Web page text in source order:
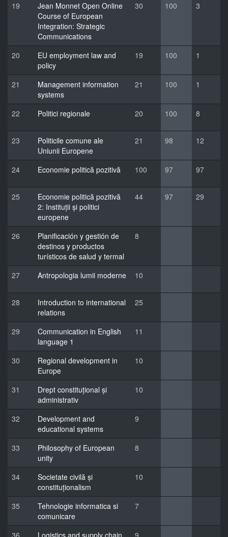
19
Jean Monnet Open Online
Course of European
Integration: Strategic
Communications
30 100 3
20
EU employment law and
policy
19 100 1
21
Management information
systems
21 100 1
22 Politici regionale 20 100 8
23
Politicile comune ale
Uniunii Europene
21 98 12
24 Economie politică pozitivă 100 97 97
25
Economie politică pozitivă
2: Instituții și politici
europene
44 97 29
26
Planificación y gestión de
destinos y productos
turísticos de salud y termal
8
27 Antropologia lumii moderne 10
28
Introduction to international
relations
25
29
Communication in English
language 1
11
30
Regional development in
Europe
10
31
Drept constituțional și
administrativ
10
32
Development and
educational systems
9
33
Philosophy of European
unity
8
34
Societate civilă și
constituționalism
10
35
Tehnologie informatica si
comunicare
7